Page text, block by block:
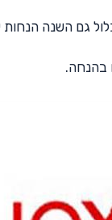
גם השנה הנחות
בהנחה.